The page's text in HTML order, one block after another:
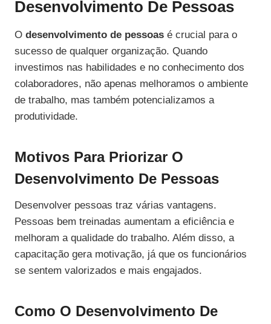
Desenvolvimento De Pessoas
O desenvolvimento de pessoas é crucial para o
sucesso de qualquer organização. Quando
investimos nas habilidades e no conhecimento dos
colaboradores, não apenas melhoramos o ambiente
de trabalho, mas também potencializamos a
produtividade.
Motivos Para Priorizar O
Desenvolvimento De Pessoas
Desenvolver pessoas traz várias vantagens.
Pessoas bem treinadas aumentam a eficiência e
melhoram a qualidade do trabalho. Além disso, a
capacitação gera motivação, já que os funcionários
se sentem valorizados e mais engajados.
Como O Desenvolvimento De